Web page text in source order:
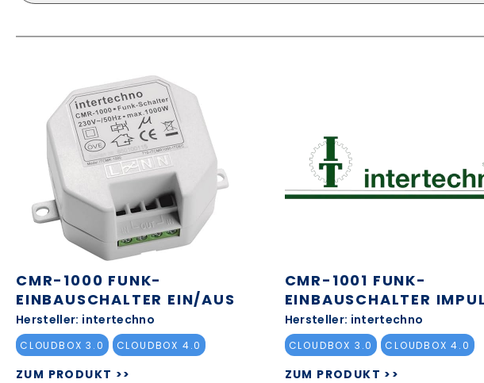
CMR-1000 FUNK-
EINBAUSCHALTER EIN/AUS
Hersteller: intertechno
CLOUDBOX 3.0 CLOUDBOX 4.0
ZUM PRODUKT >>
CMR-1001 FUNK-
EINBAUSCHALTER
Hersteller: intertechno
CLOUDBOX 3.0 CLOUDBOX 4.0
ZUM PRODUKT >>